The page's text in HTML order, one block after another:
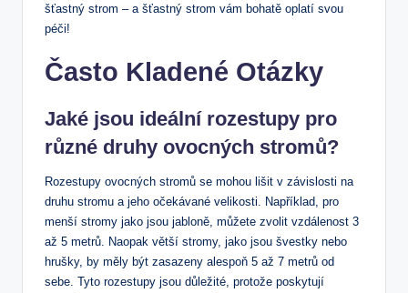
šťastný strom – a šťastný strom vám bohatě oplatí svou
péči!
Často Kladené Otázky
Jaké jsou ideální rozestupy pro
různé druhy ovocných stromů?
Rozestupy ovocných stromů se mohou lišit v závislosti na
druhu stromu a jeho očekávané velikosti. Například, pro
menší stromy jako jsou jabloně, můžete zvolit vzdálenost 3
až 5 metrů. Naopak větší stromy, jako jsou švestky nebo
hrušky, by měly být zasazeny alespoň 5 až 7 metrů od
sebe. Tyto rozestupy jsou důležité, protože poskytují